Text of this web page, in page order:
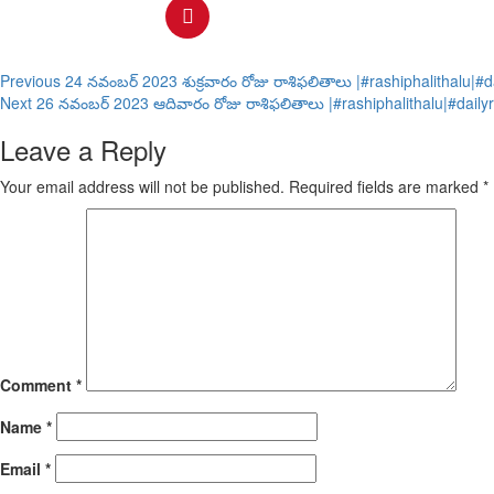
Continue
Reading
Previous 24 నవంబర్ 2023 శుక్రవారం రోజు రాశిఫలితాలు
Next 26 నవంబర్ 2023 ఆదివారం రోజు రాశిఫలితాలు
Leave a Reply
Your email address will not be published. Required fields are marked *
Comment *
Name *
Email *